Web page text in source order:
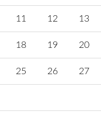
11 12 13
18 19 20
25 26 27